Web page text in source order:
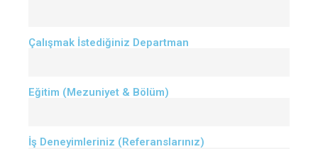
Çalışmak İstediğiniz Departman
Eğitim (Mezuniyet & Bölüm)
İş Deneyimleriniz (Referanslarınız)